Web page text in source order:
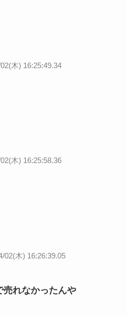
木) 16:25:49.34
木) 16:25:58.36
02(木) 16:26:39.05
売れなかったんや